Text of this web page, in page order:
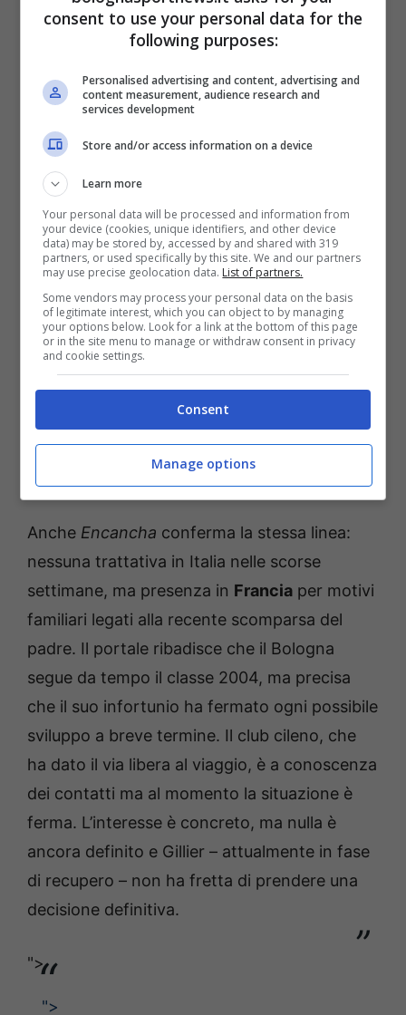
Cruzado, che ha raccolto fonti interne alla
società cilena per smentire le indiscrezioni su
una trattativa dimercatochiusa. Il portale
conferma che l’offerta delBolognaesiste ed
è sul tavolo da più di due mesi, ma non ci
sono stati sviluppi recenti. Il viaggio in Europa
di Gillier, che aveva alimentato le voci, è stato
autorizzato e motivato da esigenze personali,
non da contatti diretti con i felsinei. Inoltre,
Punto Cruzadorivela che sul tavolo del
portiere ci sonodue proposte distinte: quella
italiana e un tentativo di rinnovo da parte
dell’Universidad Católica, attualmente fermo.
Nessuna decisione è stata ancora presa.
Niente blitz, ma l’interesse è
reale
Anche Encancha conferma la stessa linea:
nessuna trattativa in Italia nelle scorse
settimane, ma presenza in Francia per motivi
familiari legati alla recente scomparsa del
padre. Il portale ribadisce che il Bologna
segue da tempo il classe 2004, ma precisa
che il suo infortunio ha fermato ogni possibile
sviluppo a breve termine. Il club cileno, che
ha dato il via libera al viaggio, è a conoscenza
dei contatti ma al momento la situazione è
ferma. L’interesse è concreto, ma nulla è
ancora definito e Gillier – attualmente in fase
di recupero – non ha fretta di prendere una
decisione definitiva.
">
">
consent to use your personal data for the
following purposes:
Personalised advertising and content, advertising and
content measurement, audience research and
services development
Store and/or access information on a device
Learn more
Your personal data will be processed and information from
your device (cookies, unique identifiers, and other device
data) may be stored by, accessed by and shared with 319
partners, or used specifically by this site. We and our partners
may use precise geolocation data. List of partners.
Some vendors may process your personal data on the basis
of legitimate interest, which you can object to by managing
your options below. Look for a link at the bottom of this page
or in the site menu to manage or withdraw consent in privacy
and cookie settings.
Consent
Manage options